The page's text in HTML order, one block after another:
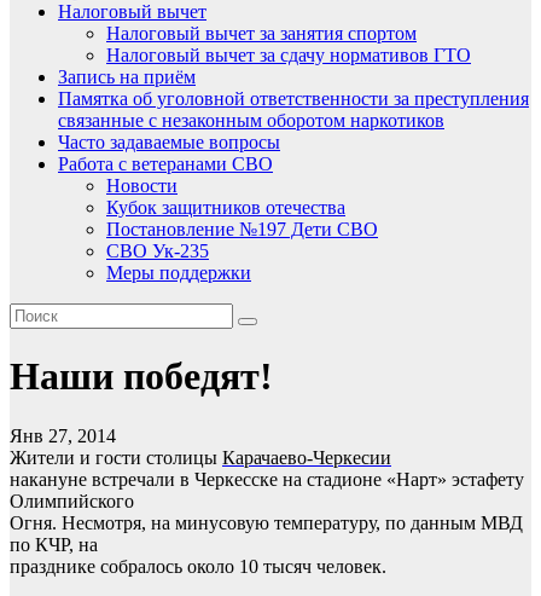
Налоговый вычет
Налоговый вычет за занятия спортом
Налоговый вычет за сдачу нормативов ГТО
Запись на приём
Памятка об уголовной ответственности за преступления
связанные с незаконным оборотом наркотиков
Часто задаваемые вопросы
Работа с ветеранами СВО
Новости
Кубок защитников отечества
Постановление №197 Дети СВО
СВО Ук-235
Меры поддержки
Наши победят!
Янв 27, 2014
Жители и гости столицы Карачаево-Черкесии
накануне встречали в Черкесске на стадионе «Нарт» эстафету
Олимпийского
Огня. Несмотря, на минусовую температуру, по данным МВД
по КЧР, на
празднике собралось около 10 тысяч человек.